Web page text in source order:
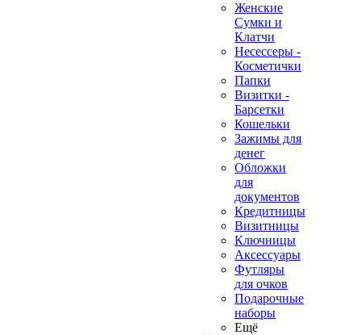
Женские
Сумки и
Клатчи
Несессеры -
Косметички
Папки
Визитки -
Барсетки
Кошельки
Зажимы для
денег
Обложки
для
документов
Кредитницы
Визитницы
Ключницы
Аксессуары
Футляры
для очков
Подарочные
наборы
Ещё